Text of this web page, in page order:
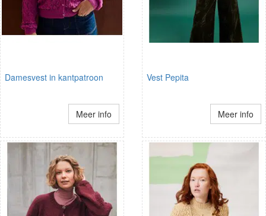
Damesvest in kantpatroon
Meer info
Vest Pepita
Meer info